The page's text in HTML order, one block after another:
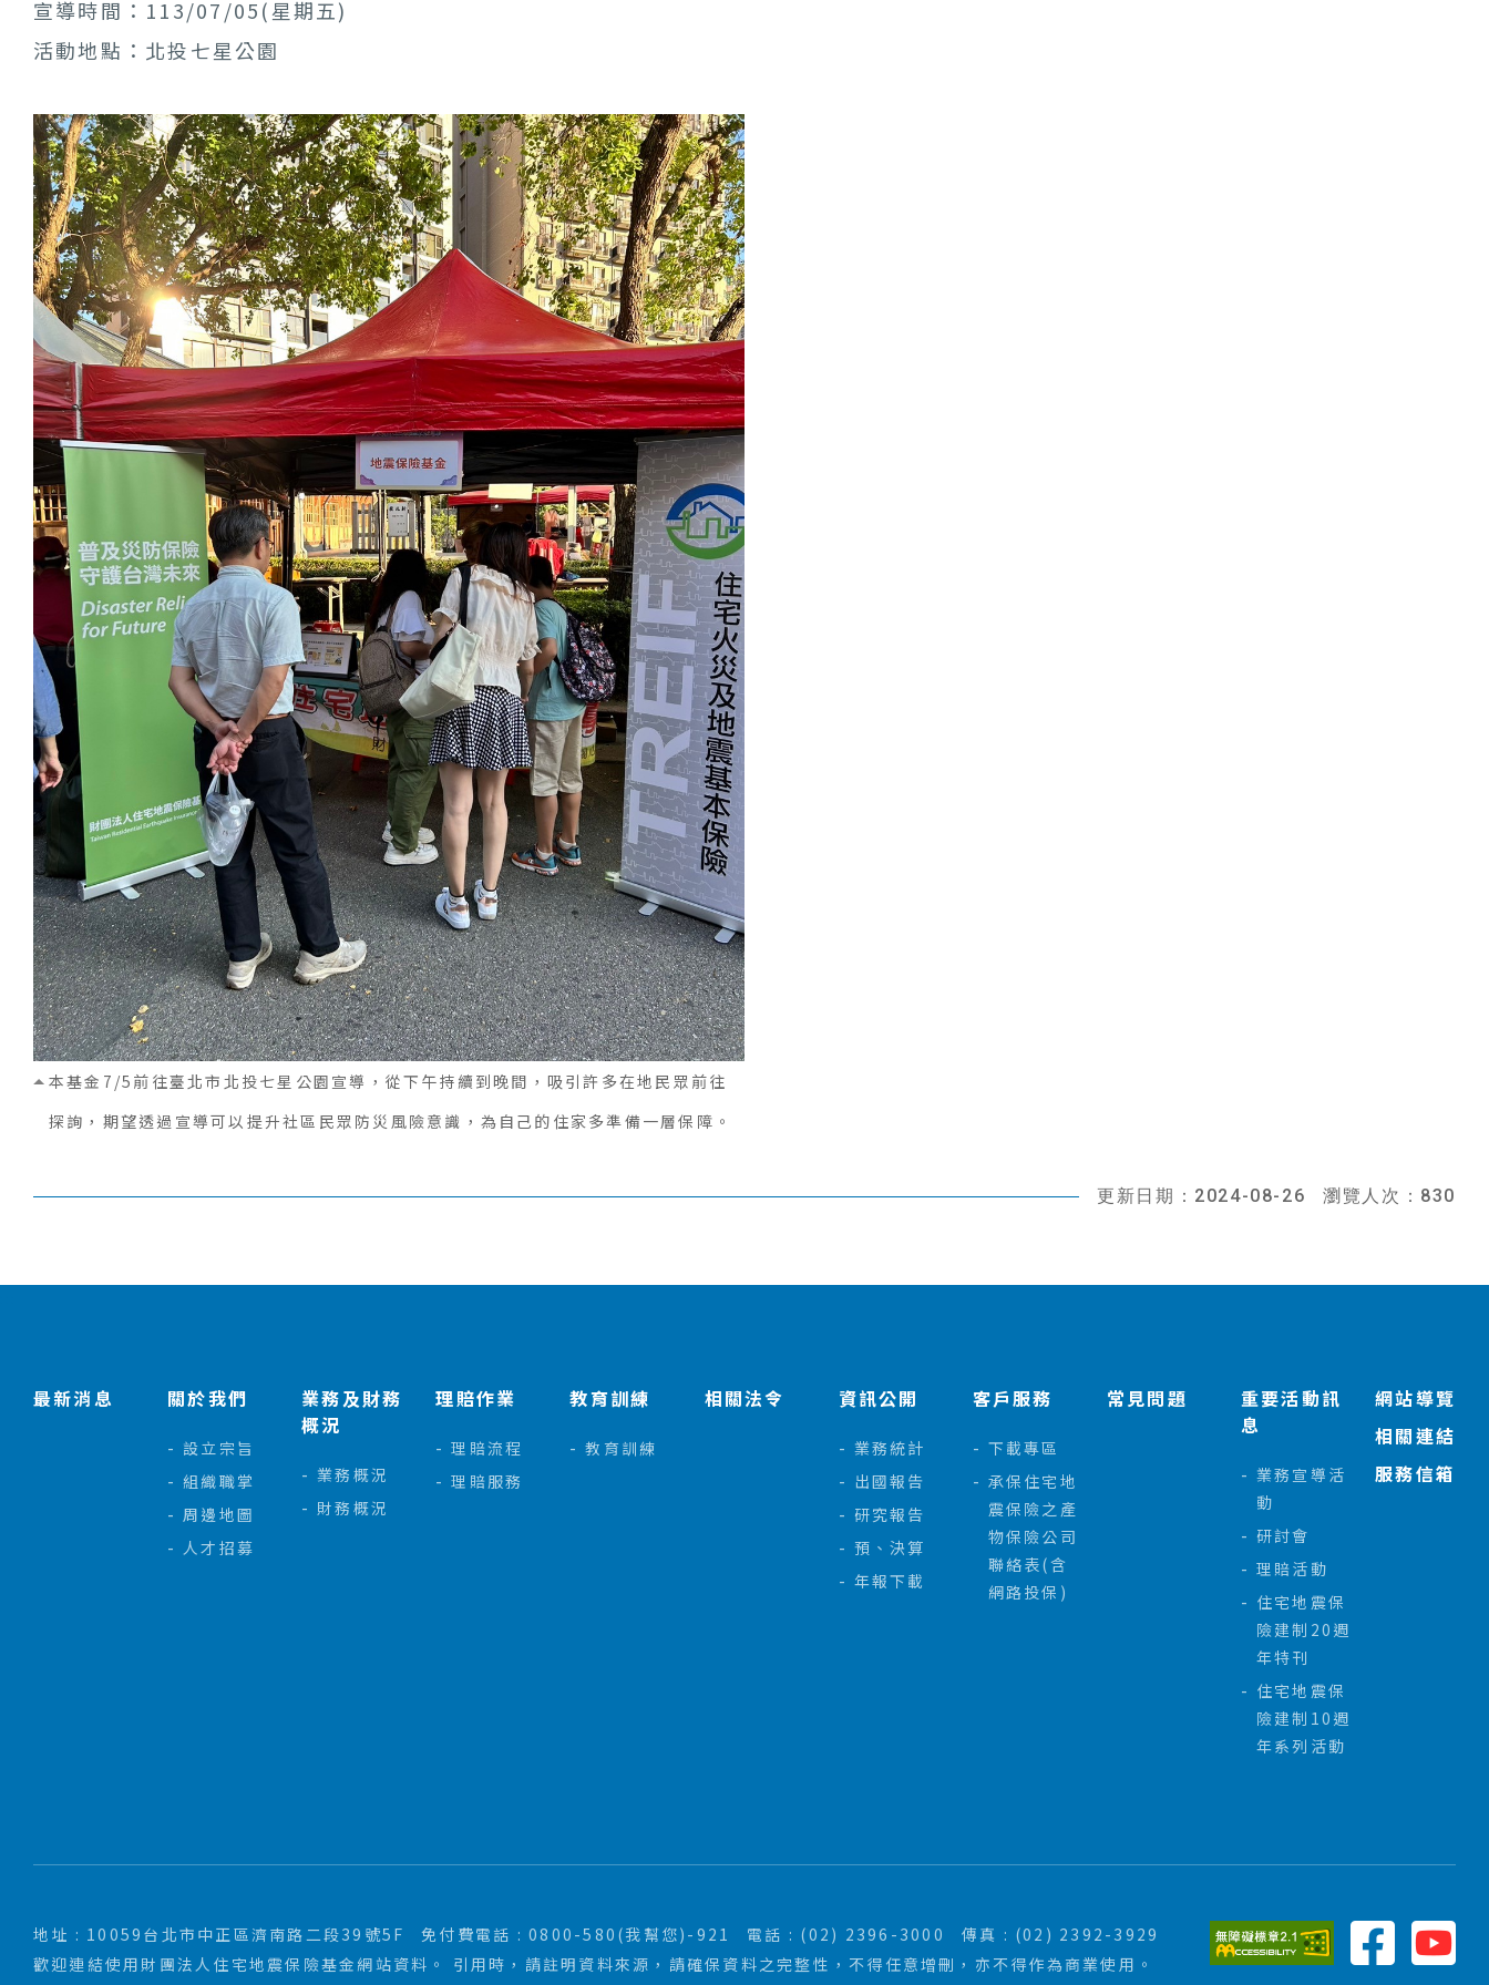
宣導時間：113/07/05(星期五)
活動地點：北投七星公園
本基金7/5前往臺北市北投七星公園宣導，從下午持續到晚間，吸引許多在地民眾前往
探詢，期望透過宣導可以提升社區民眾防災風險意識，為自己的住家多準備一層保障。
更新日期：2024-08-26 瀏覽人次：830
最新消息 關於我們
設立宗旨
組織職掌
周邊地圖
人才招募
業務及財務
概況
業務概況
財務概況
理賠作業
理賠流程
理賠服務
教育訓練
教育訓練
相關法令 資訊公開
業務統計
出國報告
研究報告
預、決算
年報下載
客戶服務
下載專區
承保住宅地
震保險之產
物保險公司
聯絡表(含
網路投保)
常見問題
重要活動訊
息
業務宣導活
動
研討會
理賠活動
住宅地震保
險建制20週
年特刊
住宅地震保
險建制10週
年系列活動
網站導覽
相關連結
服務信箱
地址 : 10059台北市中正區濟南路二段39號5F 免付費電話 : 0800-580(我幫您)-921 電話 : (02) 2396-3000
傳真 : (02) 2392-3929
歡迎連結使用財團法人住宅地震保險基金網站資料。 引用時，請註明資料來源，請確保資料之完整性，不得任意增刪，亦不得作為商業使用。